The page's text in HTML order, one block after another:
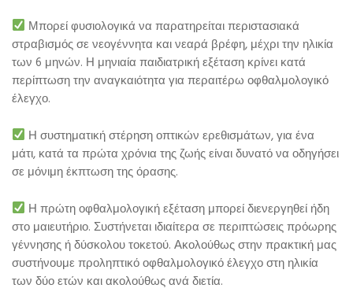
Μπορεί φυσιολογικά να παρατηρείται περιστασιακά
στραβισμός σε νεογέννητα και νεαρά βρέφη, μέχρι την ηλικία
των 6 μηνών. Η μηνιαία παιδιατρική εξέταση κρίνει κατά
περίπτωση την αναγκαιότητα για περαιτέρω οφθαλμολογικό
έλεγχο.
Η συστηματική στέρηση οπτικών ερεθισμάτων, για ένα
μάτι, κατά τα πρώτα χρόνια της ζωής είναι δυνατό να οδηγήσει
σε μόνιμη έκπτωση της όρασης.
Η πρώτη οφθαλμολογική εξέταση μπορεί διενεργηθεί ήδη
στο μαιευτήριο. Συστήνεται ιδιαίτερα σε περιπτώσεις πρόωρης
γέννησης ή δύσκολου τοκετού. Ακολούθως στην πρακτική μας
συστήνουμε προληπτικό οφθαλμολογικό έλεγχο στη ηλικία
των δύο ετών και ακολούθως ανά διετία.